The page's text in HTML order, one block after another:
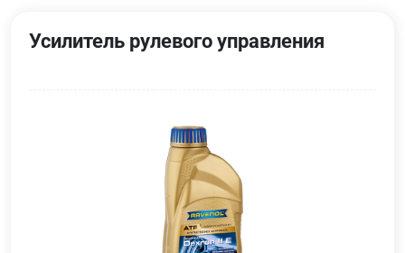
Усилитель рулевого управления